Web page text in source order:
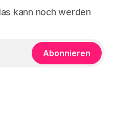
kann noch werden
Abonnieren